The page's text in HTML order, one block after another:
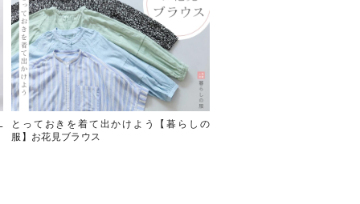
とっておきを着て出かけよう【暮らしの
服】お花見ブラウス